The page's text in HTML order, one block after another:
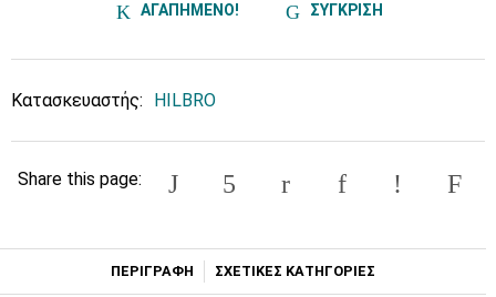
ΑΓΑΠΗΜΕΝΟ! ΣΥΓΚΡΙΣΗ
Κατασκευαστής: HILBRO
Share this page:
ΠΕΡΙΓΡΑΦΗ ΣΧΕΤΙΚΕΣ ΚΑΤΗΓΟΡΙΕΣ